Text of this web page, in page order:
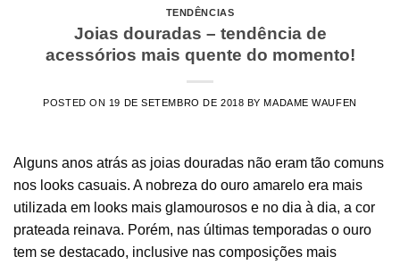
TENDÊNCIAS
Joias douradas – tendência de
acessórios mais quente do momento!
POSTED ON 19 DE SETEMBRO DE 2018 BYMADAME WAUFEN
Alguns anos atrás as joias douradas não eram tão comuns
nos looks casuais. A nobreza do ouro amarelo era mais
utilizada em looks mais glamourosos e no dia à dia, a cor
prateada reinava. Porém, nas últimas temporadas o ouro
tem se destacado, inclusive nas composições mais